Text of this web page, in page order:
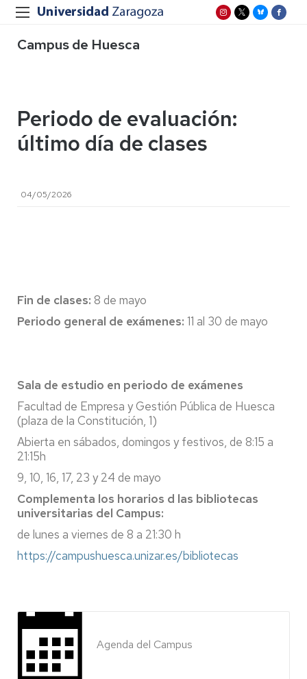
Campus de Huesca
Periodo de evaluación:
último día de clases
04/05/2026
Fin de clases: 8 de mayo
Periodo general de exámenes: 11 al 30 de mayo
Sala de estudio en periodo de exámenes
Facultad de Empresa y Gestión Pública de Huesca
(plaza de la Constitución, 1)
Abierta en sábados, domingos y festivos, de 8:15 a
21:15h
9, 10, 16, 17, 23 y 24 de mayo
Complementa los horarios d las bibliotecas
universitarias del Campus:
de lunes a viernes de 8 a 21:30 h
https://campushuesca.unizar.es/bibliotecas
Agenda del Campus